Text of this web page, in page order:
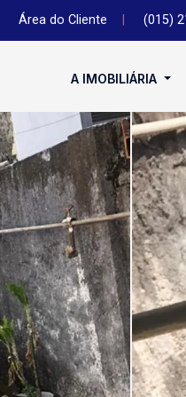
Área do Cliente (015)
A IMOBILIÁRIA